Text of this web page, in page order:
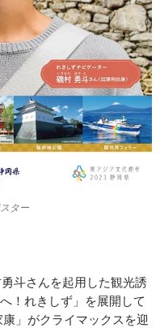
ター
斗さんを起用した観光誘
！れきしず」を展開して
」がクライマックスを迎